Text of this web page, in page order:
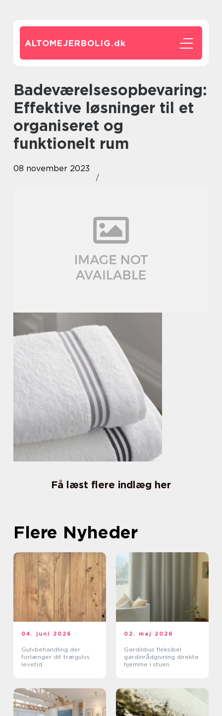
ALTOMEJERBOLIG.dk
Badeværelsesopbevaring:
Effektive løsninger til et
organiseret og
funktionelt rum
08 november 2023
Få læst flere indlæg her
Flere Nyheder
04. juni 2026
Gulvbehandling der
forlænger dit trægulvs
levetid
02. maj 2026
Gardinbus fleksibel
gardinrådgivning direkte
hjemme i stuen